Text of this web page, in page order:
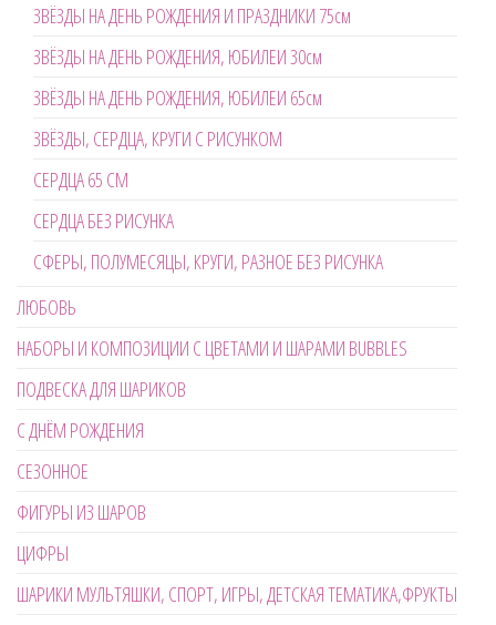
ЗВЁЗДЫ НА ДЕНЬ РОЖДЕНИЯ И ПРАЗДНИКИ 75см
ЗВЁЗДЫ НА ДЕНЬ РОЖДЕНИЯ, ЮБИЛЕИ 30см
ЗВЁЗДЫ НА ДЕНЬ РОЖДЕНИЯ, ЮБИЛЕИ 65см
ЗВЁЗДЫ, СЕРДЦА, КРУГИ С РИСУНКОМ
СЕРДЦА 65 СМ
СЕРДЦА БЕЗ РИСУНКА
СФЕРЫ, ПОЛУМЕСЯЦЫ, КРУГИ, РАЗНОЕ БЕЗ РИСУНКА
ЛЮБОВЬ
НАБОРЫ И КОМПОЗИЦИИ С ЦВЕТАМИ И ШАРАМИ BUBBLES
ПОДВЕСКА ДЛЯ ШАРИКОВ
С ДНЁМ РОЖДЕНИЯ
СЕЗОННОЕ
ФИГУРЫ ИЗ ШАРОВ
ЦИФРЫ
ШАРИКИ МУЛЬТЯШКИ, СПОРТ, ИГРЫ, ДЕТСКАЯ ТЕМАТИКА,ФРУКТЫ